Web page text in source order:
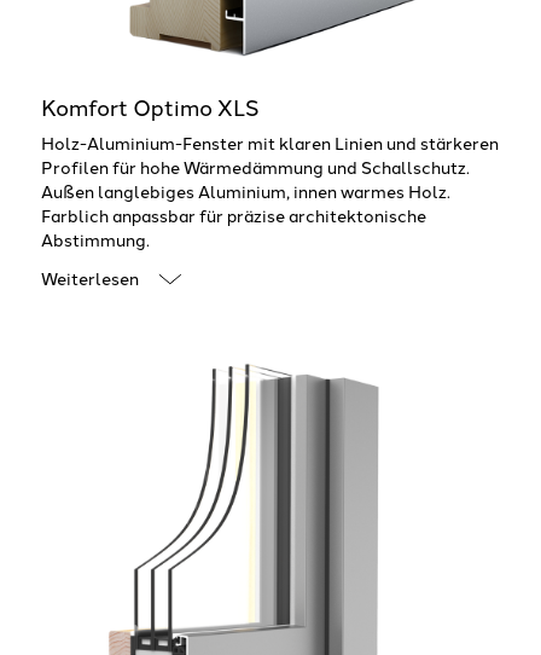
Komfort Optimo XLS
Holz-Aluminium-Fenster mit klaren Linien und stärkeren
Profilen für hohe Wärmedämmung und Schallschutz.
Außen langlebiges Aluminium, innen warmes Holz.
Farblich anpassbar für präzise architektonische
Abstimmung.
Weiterlesen